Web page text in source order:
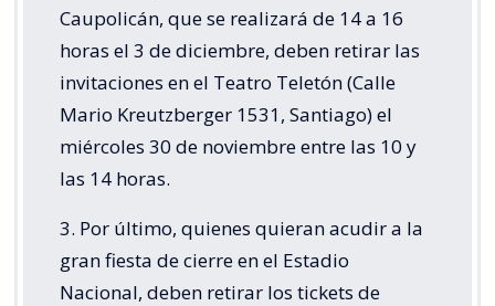
Caupolicán, que se realizará de 14 a 16
horas el 3 de diciembre, deben retirar las
invitaciones en el Teatro Teletón (Calle
Mario Kreutzberger 1531, Santiago) el
miércoles 30 de noviembre entre las 10 y
las 14 horas.
3. Por último, quienes quieran acudir a la
gran fiesta de cierre en el Estadio
Nacional, deben retirar los tickets de